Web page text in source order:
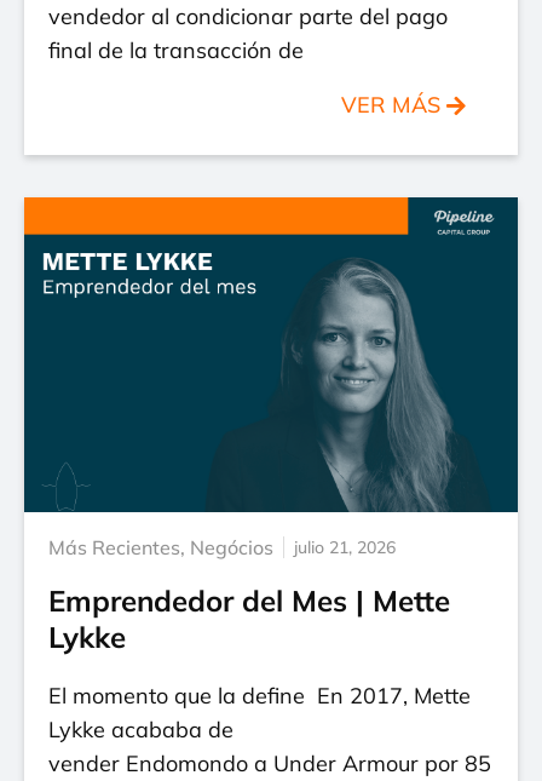
vendedor al condicionar parte del pago
final de la transacción de
VER MÁS
Más Recientes, Negócios julio 21, 2026
Emprendedor del Mes | Mette
Lykke
El momento que la define En 2017, Mette
Lykke acababa de
vender Endomondo a Under Armour por 85